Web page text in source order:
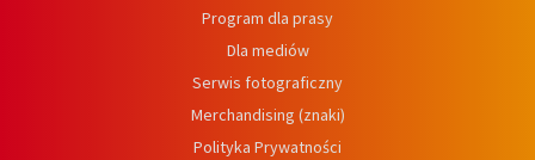
Program dla prasy
Dla mediów
Serwis fotograficzny
Merchandising (znaki)
Polityka Prywatności